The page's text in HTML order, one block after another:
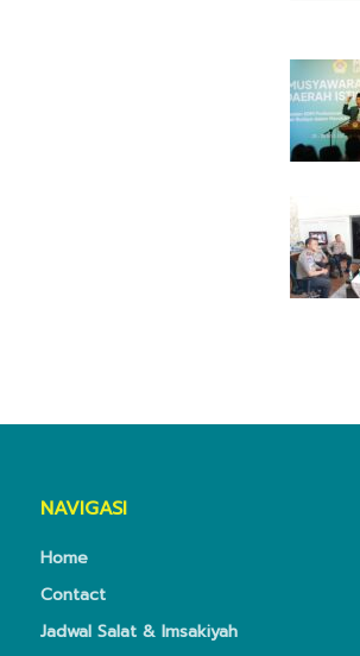
NAVIGASI
Home
Contact
Jadwal Salat & Imsakiyah